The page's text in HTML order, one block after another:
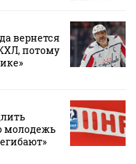
вернется
потому
молодежь